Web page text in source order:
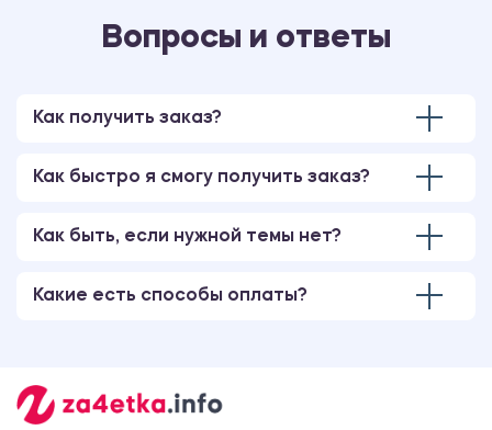
Вопросы и ответы
Как получить заказ?
Как быстро я смогу получить заказ?
Как быть, если нужной темы нет?
Какие есть способы оплаты?